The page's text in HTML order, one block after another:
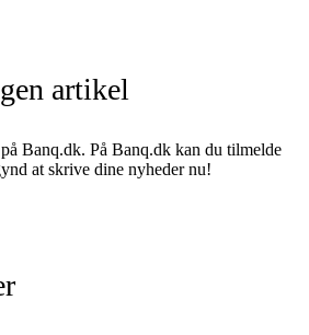
artikel
Banq.dk. På Banq.dk kan du tilmelde
at skrive dine nyheder nu!